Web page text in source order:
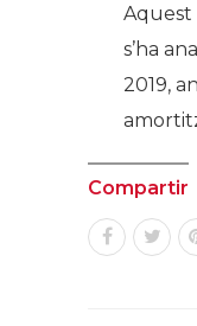
Aquest
s’ha
2019,
Compartir